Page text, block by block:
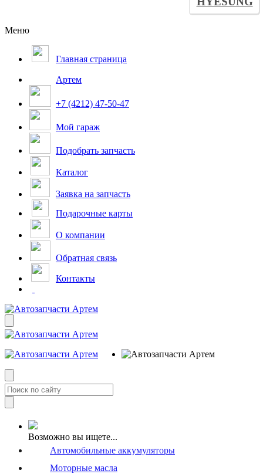
Меню
Главная страница
Артем
+7 (4212) 47-50-47
Мой гараж
Подобрать запчасть
Каталог
Заявка на запчасть
Подарочные карты
О компании
Обратная связь
Контакты
Возможно вы ищете...
Автомобильные аккумуляторы
Моторные масла